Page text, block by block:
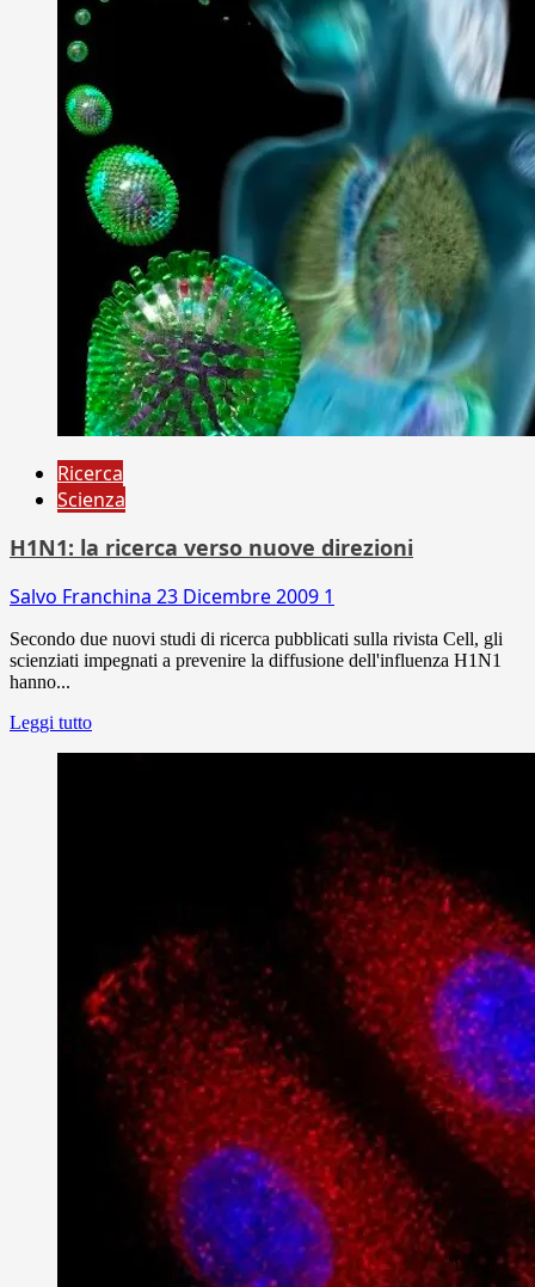
Ricerca
Scienza
H1N1: la ricerca verso nuove direzioni
Salvo Franchina 23 Dicembre 2009 1
Secondo due nuovi studi di ricerca pubblicati sulla rivista Cell, gli
scienziati impegnati a prevenire la diffusione dell'influenza H1N1
hanno...
Leggi tutto